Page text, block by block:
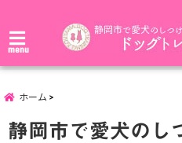
menu
ホーム
静岡市で愛犬のし